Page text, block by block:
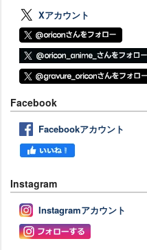
Xアカウント
Facebook
Facebookアカウント
Instagram
Instagramアカウント